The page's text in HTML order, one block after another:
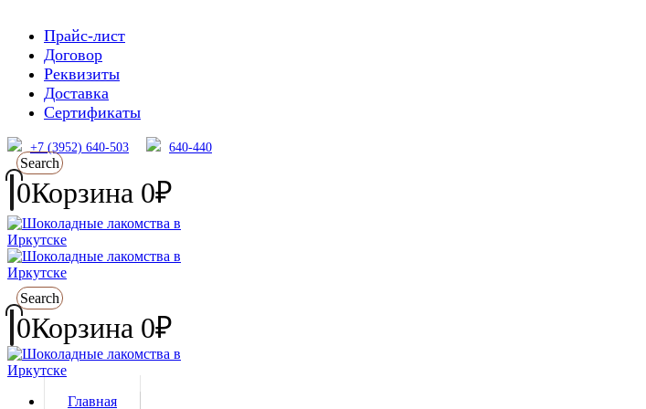
Прайс-лист
Договор
Реквизиты
Доставка
Сертификаты
+7 (3952) 640-503 640-440
Search
0Корзина 0₽
Search
0Корзина 0₽
Главная